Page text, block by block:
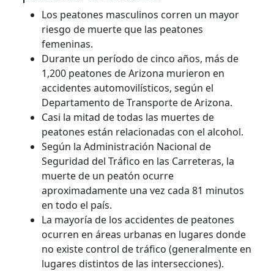
Los peatones masculinos corren un mayor
riesgo de muerte que las peatones
femeninas.
Durante un período de cinco años, más de
1,200 peatones de Arizona murieron en
accidentes automovilísticos, según el
Departamento de Transporte de Arizona.
Casi la mitad de todas las muertes de
peatones están relacionadas con el alcohol.
Según la Administración Nacional de
Seguridad del Tráfico en las Carreteras, la
muerte de un peatón ocurre
aproximadamente una vez cada 81 minutos
en todo el país.
La mayoría de los accidentes de peatones
ocurren en áreas urbanas en lugares donde
no existe control de tráfico (generalmente en
lugares distintos de las intersecciones).